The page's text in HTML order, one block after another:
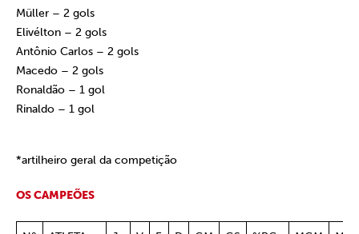
Müller – 2 gols
Elivélton – 2 gols
Antônio Carlos – 2 gols
Macedo – 2 gols
Ronaldão – 1 gol
Rinaldo – 1 gol
*artilheiro geral da competição
OS CAMPEÕES